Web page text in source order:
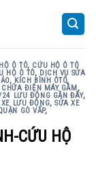
Ô TÔ, CỨU HỘ Ô TÔ
HỘ Ô TÔ, DỊCH VỤ SỬA
, KÍCH BÌNH ÔTÔ,
CHỮA ĐIỆN MÁY GẦM,
LƯU ĐỘNG GẦN ĐÂY,
XE LƯU ĐỘNG,SỬA XE
GÒ VẤP,
CỨU HỘ